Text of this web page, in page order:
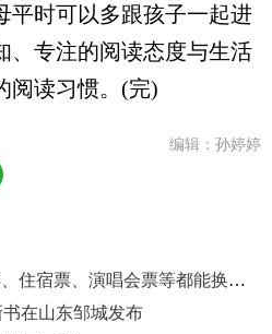
平时可以多跟孩子一起进
、专注的阅读态度与生活
阅读习惯。(完)
编辑：孙婷婷
“鲁票票”平台上线，交通票、住宿票、演唱会票等都能换优惠
书在山东邹城发布